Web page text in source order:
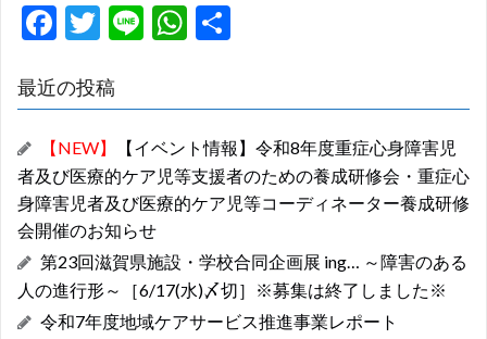
F
e
o
o
k
T
itt
Li W
A
p
最近の投稿
【NEW】
【イベント情報】令和8年度重症心身障害児
者及び医療的ケア児等支援者のための養成研修会・重症心
身障害児者及び医療的ケア児等コーディネーター養成研修
会開催のお知らせ
第23回滋賀県施設・学校合同企画展 ing… ～障害のある
人の進行形～［6/17(水)〆切］※募集は終了しました※
令和7年度地域ケアサービス推進事業レポート